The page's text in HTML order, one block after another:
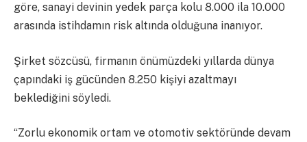
göre, sanayi devinin yedek parça kolu 8.000 ila 10.000
arasında istihdamın risk altında olduğuna inanıyor.
Şirket sözcüsü, firmanın önümüzdeki yıllarda dünya
çapındaki iş gücünden 8.250 kişiyi azaltmayı
beklediğini söyledi.
“Zorlu ekonomik ortam ve otomotiv sektöründe devam